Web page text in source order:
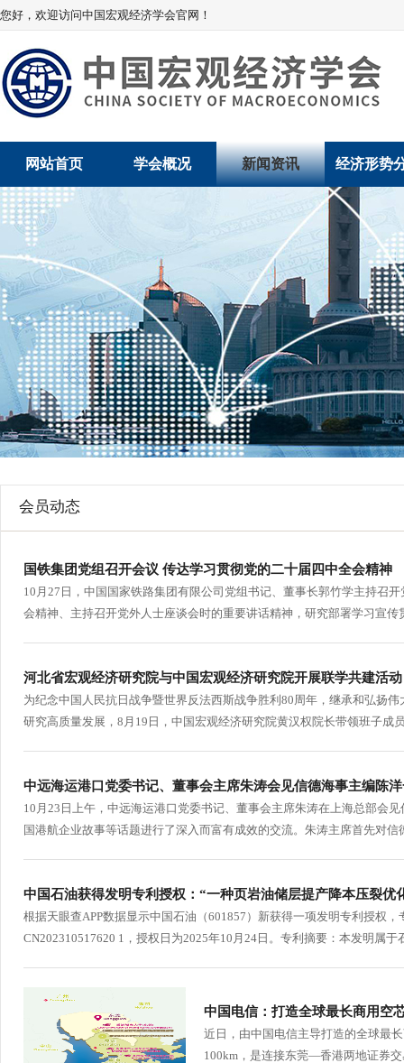
您好，欢迎访问中国宏观经济学会官网！
网站首页 学会概况
学术委员会
学会领导
组织机构
法律顾问
学会章程
新闻资讯
党建动态
学会动态
会员动态
地方动态
经济形势
经济数据
数说经济
经济运行与
产业发展
创新高技术
行
贸易与流
会员动态
国铁集团党组召开会议 传达学习贯彻党的二十届四中全会精神
10月27日，中国国家铁路集团有限公司党组书记、董事长郭竹学主持召
会精神、主持召开党外人士座谈会时的重要讲话精神，研究部署学习宣
河北省宏观经济研究院与中国宏观经济研究院开展联学共建活动
为纪念中国人民抗日战争暨世界反法西斯战争胜利80周年，继承和弘扬
研究高质量发展，8月19日，中国宏观经济研究院黄汉权院长带领班子成
中远海运港口党委书记、董事会主席朱涛会见信德海事主编陈
10月23日上午，中远海运港口党委书记、董事会主席朱涛在上海总部会
国港航企业故事等话题进行了深入而富有成效的交流。朱涛主席首先对
中国石油获得发明专利授权：“一种页岩油储层提产降本压裂优
根据天眼查APP数据显示中国石油（601857）新获得一项发明专利授权
CN202310517620 1，授权日为2025年10月24日。专利摘要：本发明属
中国电信：打造全球最长商用空
近日，由中国电信主导打造的全球最
100km，是连接东莞—香港两地证券